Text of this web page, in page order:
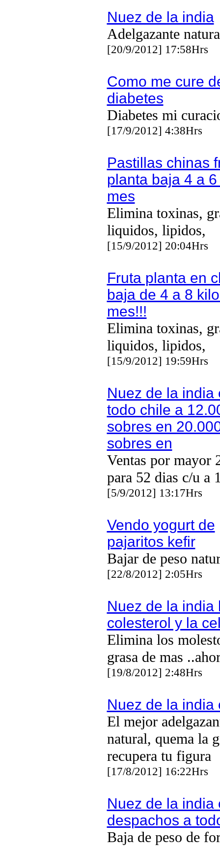
Nuez de la india
Adelgazante
[20/9/2012] 17:58Hrs
Como me cure
diabetes
Diabetes mi
[17/9/2012] 4:38Hrs
Pastillas chinas
planta baja 4 a
mes
Elimina toxinas,
liquidos, lipidos,
[15/9/2012] 20:04Hrs
Fruta planta en
baja de 4 a 8
mes!!!
Elimina toxinas,
liquidos, lipidos,
[15/9/2012] 19:59Hrs
Nuez de la india
todo chile a
sobres en
sobres en
Ventas por mayor
para 52 dias c/u a
[5/9/2012] 13:17Hrs
Vendo yogurt de
pajaritos kefir
Bajar de peso
[22/8/2012] 2:05Hrs
Nuez de la india
colesterol y la
Elimina los
grasa de mas
[19/8/2012] 2:48Hrs
Nuez de la india
El mejor
natural, quema la
recupera tu figura
[17/8/2012] 16:22Hrs
Nuez de la india
despachos a
Baja de peso de